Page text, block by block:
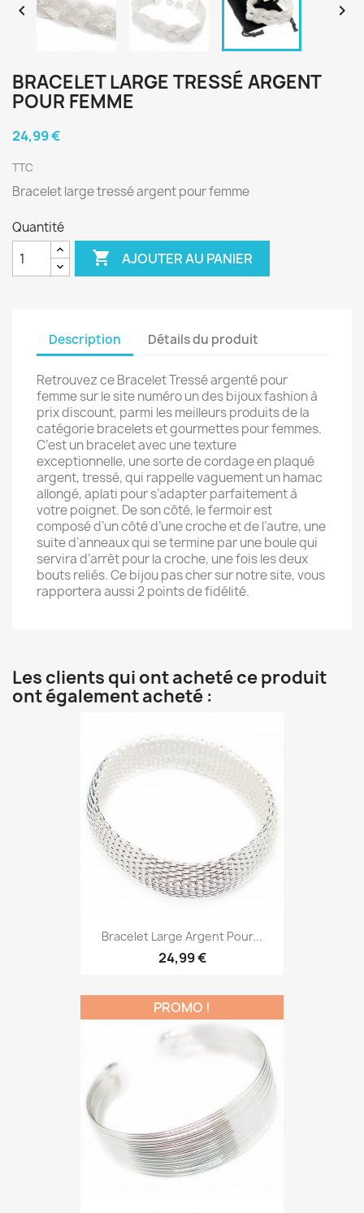
 
BRACELET LARGE TRESSÉ ARGENT
POUR FEMME
24,99 €
TTC
Bracelet large tressé argent pour femme
Quantité
 AJOUTER AU PANIER
Description Détails du produit
Retrouvez ce Bracelet Tressé argenté pour
femme sur le site numéro un des bijoux fashion à
prix discount, parmi les meilleurs produits de la
catégorie bracelets et gourmettes pour femmes.
C’est un bracelet avec une texture
exceptionnelle, une sorte de cordage en plaqué
argent, tressé, qui rappelle vaguement un hamac
allongé, aplati pour s’adapter parfaitement à
votre poignet. De son côté, le fermoir est
composé d’un côté d’une croche et de l’autre, une
suite d’anneaux qui se termine par une boule qui
servira d’arrêt pour la croche, une fois les deux
bouts reliés. Ce bijou pas cher sur notre site, vous
rapportera aussi 2 points de fidélité.
Les clients qui ont acheté ce produit
ont également acheté :
Bracelet Large Argent Pour...
24,99 €
PROMO !